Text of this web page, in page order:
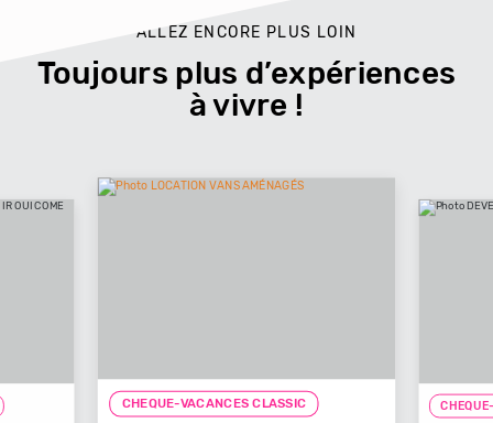
ALLEZ ENCORE PLUS LOIN
Toujours plus d’expériences
à vivre !
CHEQUE-VACANCES CLASSIC CHEQUE-